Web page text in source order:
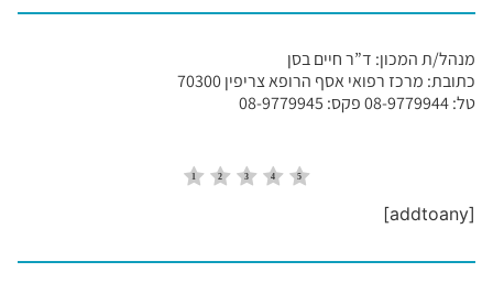
מנהל/ת המכון: ד”ר חיים בסן
כתובת: מרכז רפואי אסף הרופא צריפין 70300
טל: 08-9779944 פקס: 08-9779945
[addtoany]